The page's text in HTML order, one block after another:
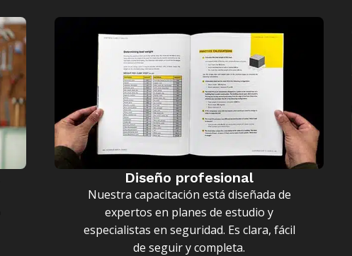
Diseño profesional
Nuestra capacitación está diseñada de
expertos en planes de estudio y
especialistas en seguridad. Es clara, fácil
de seguir y completa.